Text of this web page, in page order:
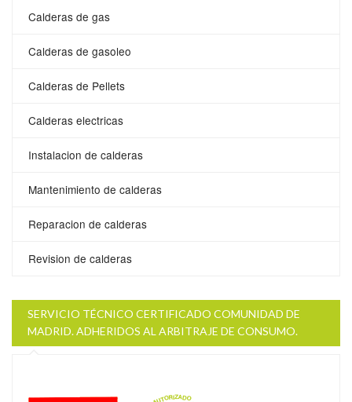
Calderas de gas
Calderas de gasoleo
Calderas de Pellets
Calderas electricas
Instalacion de calderas
Mantenimiento de calderas
Reparacion de calderas
Revision de calderas
SERVICIO TÉCNICO CERTIFICADO COMUNIDAD DE
MADRID. ADHERIDOS AL ARBITRAJE DE CONSUMO.